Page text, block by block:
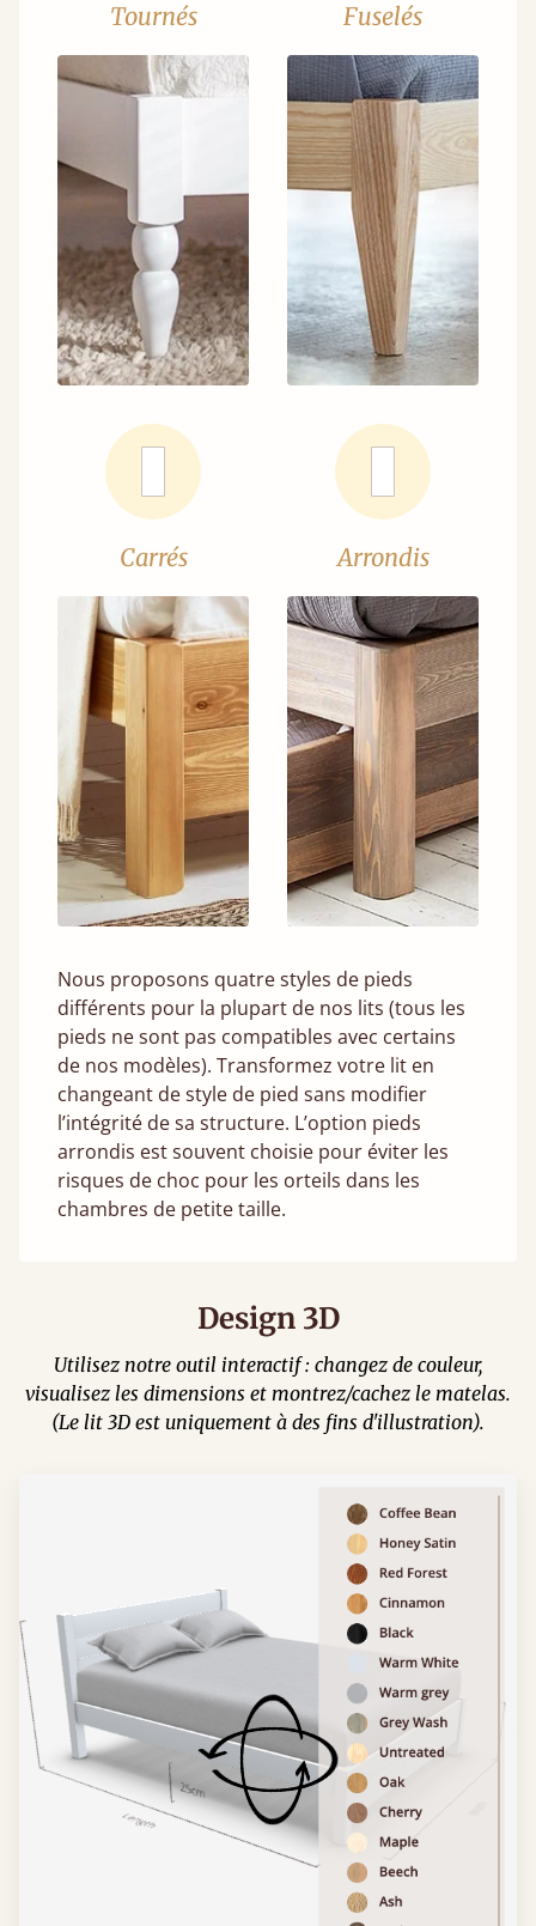
Tournés Fuselés
Carrés Arrondis
Nous proposons quatre styles de pieds
différents pour la plupart de nos lits (tous les
pieds ne sont pas compatibles avec certains
de nos modèles). Transformez votre lit en
changeant de style de pied sans modifier
l’intégrité de sa structure. L’option pieds
arrondis est souvent choisie pour éviter les
risques de choc pour les orteils dans les
chambres de petite taille.
Design 3D
Utilisez notre outil interactif : changez de couleur,
visualisez les dimensions et montrez/cachez le matelas.
(Le lit 3D est uniquement à des fins d'illustration).